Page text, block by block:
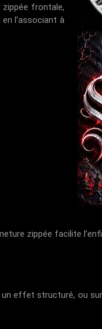
frontale,
l’associant à
zippée facilite
effet structuré, ou